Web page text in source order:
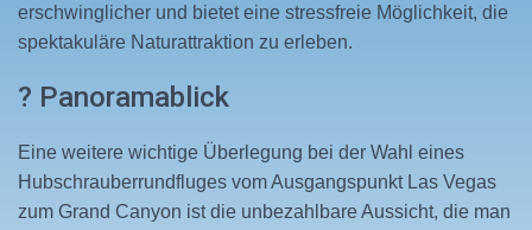
erschwinglicher und bietet eine stressfreie Möglichkeit, die
spektakuläre Naturattraktion zu erleben.
? Panoramablick
Eine weitere wichtige Überlegung bei der Wahl eines
Hubschrauberrundfluges vom Ausgangspunkt Las Vegas
zum Grand Canyon ist die unbezahlbare Aussicht, die man